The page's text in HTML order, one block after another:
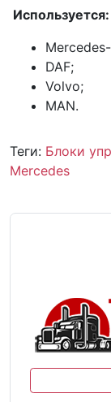
Используется:
DAF;
Volvo;
MAN.
Теги: Блоки
Mercedes